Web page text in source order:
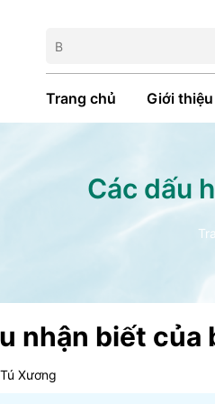
Trang chủ Giới thiệu
Các dấu
nhận biết
Tú Xương